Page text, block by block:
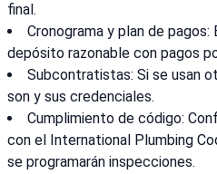
final.
Cronograma y plan de
depósito razonable con pagos
Subcontratistas: Si se usan
son y sus credenciales.
Cumplimiento de código:
con el International Plumbing
se programarán inspecciones.